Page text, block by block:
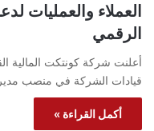
العملاء والعمليات
الرقمي
أعلنت شركة كونتكت المالية
قيادات الشركة في منصب مدير
أكمل القراءة »